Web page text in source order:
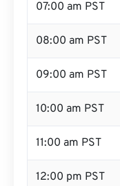
07:00 am PST
08:00 am PST
09:00 am PST
10:00 am PST
11:00 am PST
12:00 pm PST